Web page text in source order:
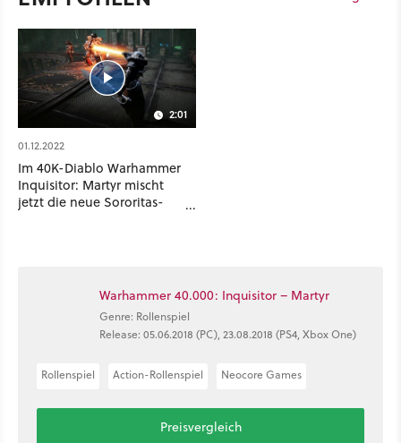
2:01
01.12.2022
Im 40K-Diablo Warhammer
Inquisitor: Martyr mischt
jetzt die neue Sororitas-
Warhammer 40.000: Inquisitor – Martyr
Genre: Rollenspiel
Release: 05.06.2018 (PC), 23.08.2018 (PS4, Xbox One)
Rollenspiel Action-Rollenspiel Neocore Games
Preisvergleich